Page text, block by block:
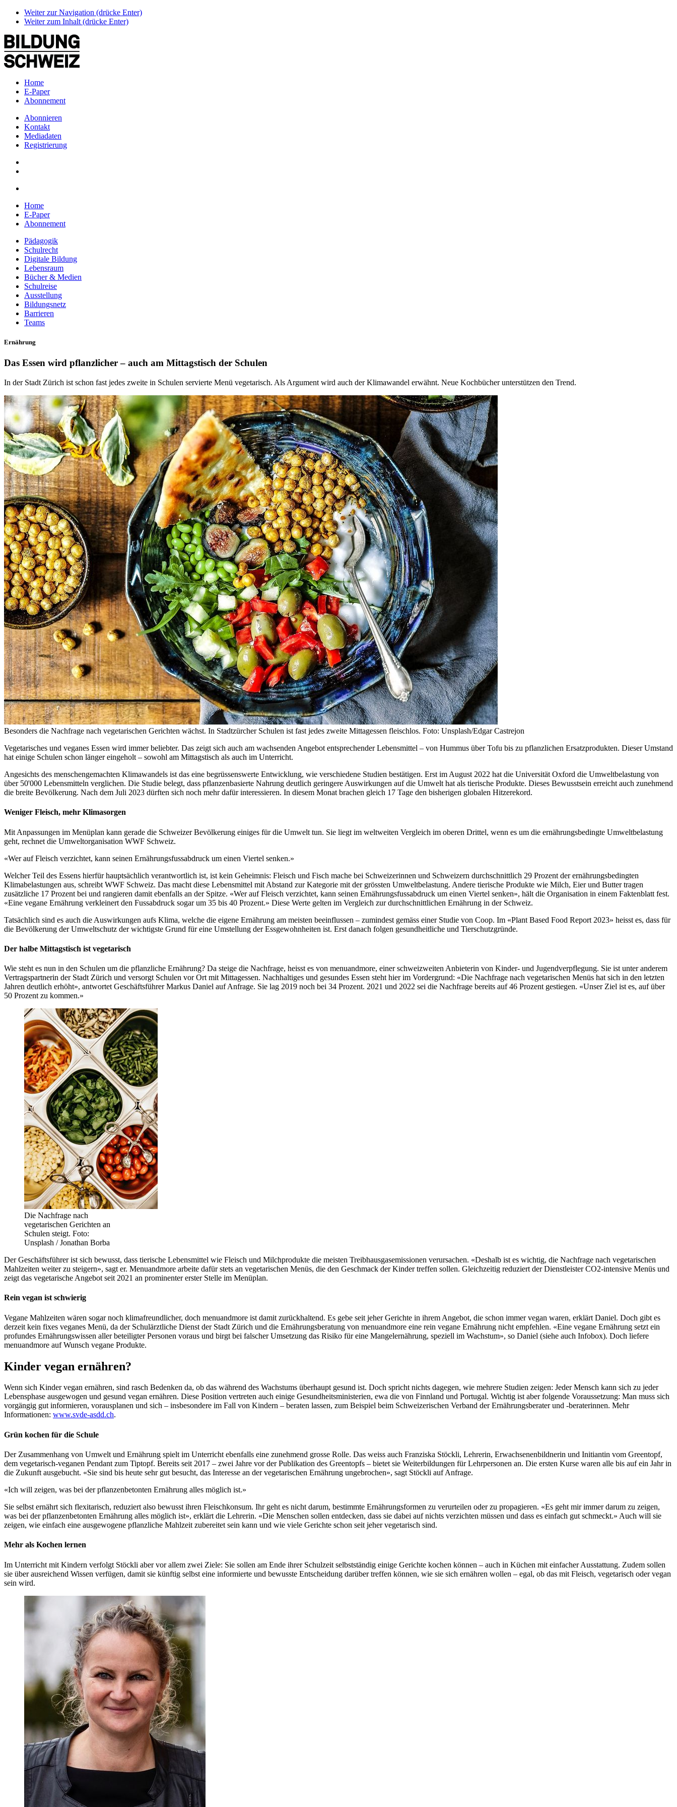
Weiter zur Navigation (drücke Enter)
Weiter zum Inhalt (drücke Enter)
Home
E-Paper
Abonnement
Abonnieren
Kontakt
Mediadaten
Registrierung
Home
E-Paper
Abonnement
Pädagogik
Schulrecht
Digitale Bildung
Lebensraum
Bücher & Medien
Schulreise
Ausstellung
Bildungsnetz
Barrieren
Teams
Ernährung
Das Essen wird pflanzlicher – auch am Mittagstisch der Schulen
In der Stadt Zürich ist schon fast jedes zweite in Schulen servierte Menü vegetarisch. Als Argument wird auch der Klimawandel erwähnt. Neue Kochbücher unterstützen den Trend.
Besonders die Nachfrage nach vegetarischen Gerichten wächst. In Stadtzürcher Schulen ist fast jedes zweite Mittagessen fleischlos. Foto: Unsplash/Edgar Castrejon
Vegetarisches und veganes Essen wird immer beliebter. Das zeigt sich auch am wachsenden Angebot entsprechender Lebensmittel – von Hummus über Tofu bis zu pflanzlichen Ersatzprodukten. Dieser Umstand
hat einige Schulen schon länger eingeholt – sowohl am Mittagstisch als auch im Unterricht.
Angesichts des menschengemachten Klimawandels ist das eine begrüssenswerte Entwicklung, wie verschiedene Studien bestätigen. Erst im August 2022 hat die Universität Oxford die Umweltbelastung von
über 50'000 Lebensmitteln verglichen. Die Studie belegt, dass pflanzenbasierte Nahrung deutlich geringere Auswirkungen auf die Umwelt hat als tierische Produkte. Dieses Bewusstsein erreicht auch zunehmend
die breite Bevölkerung. Nach dem Juli 2023 dürften sich noch mehr dafür interessieren. In diesem Monat brachen gleich 17 Tage den bisherigen globalen Hitzerekord.
Weniger Fleisch, mehr Klimasorgen
Mit Anpassungen im Menüplan kann gerade die Schweizer Bevölkerung einiges für die Umwelt tun. Sie liegt im weltweiten Vergleich im oberen Drittel, wenn es um die ernährungsbedingte Umweltbelastung
geht, rechnet die Umweltorganisation WWF Schweiz.
«Wer auf Fleisch verzichtet, kann seinen Ernährungsfussabdruck um einen Viertel senken.»
Welcher Teil des Essens hierfür hauptsächlich verantwortlich ist, ist kein Geheimnis: Fleisch und Fisch mache bei Schweizerinnen und Schweizern durchschnittlich 29 Prozent der ernährungsbedingten
Klimabelastungen aus, schreibt WWF Schweiz. Das macht diese Lebensmittel mit Abstand zur Kategorie mit der grössten Umweltbelastung. Andere tierische Produkte wie Milch, Eier und Butter tragen
zusätzliche 17 Prozent bei und rangieren damit ebenfalls an der Spitze. «Wer auf Fleisch verzichtet, kann seinen Ernährungsfussabdruck um einen Viertel senken», hält die Organisation in einem Faktenblatt fest.
«Eine vegane Ernährung verkleinert den Fussabdruck sogar um 35 bis 40 Prozent.» Diese Werte gelten im Vergleich zur durchschnittlichen Ernährung in der Schweiz.
Tatsächlich sind es auch die Auswirkungen aufs Klima, welche die eigene Ernährung am meisten beeinflussen – zumindest gemäss einer Studie von Coop. Im «Plant Based Food Report 2023» heisst es, dass für
die Bevölkerung der Umweltschutz der wichtigste Grund für eine Umstellung der Essgewohnheiten ist. Erst danach folgen gesundheitliche und Tierschutzgründe.
Der halbe Mittagstisch ist vegetarisch
Wie steht es nun in den Schulen um die pflanzliche Ernährung? Da steige die Nachfrage, heisst es von menuandmore, einer schweizweiten Anbieterin von Kinder- und Jugendverpflegung. Sie ist unter anderem
Vertragspartnerin der Stadt Zürich und versorgt Schulen vor Ort mit Mittagessen. Nachhaltiges und gesundes Essen steht hier im Vordergrund: «Die Nachfrage nach vegetarischen Menüs hat sich in den letzten
Jahren deutlich erhöht», antwortet Geschäftsführer Markus Daniel auf Anfrage. Sie lag 2019 noch bei 34 Prozent. 2021 und 2022 sei die Nachfrage bereits auf 46 Prozent gestiegen. «Unser Ziel ist es, auf über
50 Prozent zu kommen.»
Die Nachfrage nach
vegetarischen Gerichten an
Schulen steigt. Foto:
Unsplash / Jonathan Borba
Der Geschäftsführer ist sich bewusst, dass tierische Lebensmittel wie Fleisch und Milchprodukte die meisten Treibhausgasemissionen verursachen. «Deshalb ist es wichtig, die Nachfrage nach vegetarischen
Mahlzeiten weiter zu steigern», sagt er. Menuandmore arbeite dafür stets an vegetarischen Menüs, die den Geschmack der Kinder treffen sollen. Gleichzeitig reduziert der Dienstleister CO2-intensive Menüs und
zeigt das vegetarische Angebot seit 2021 an prominenter erster Stelle im Menüplan.
Rein vegan ist schwierig
Vegane Mahlzeiten wären sogar noch klimafreundlicher, doch menuandmore ist damit zurückhaltend. Es gebe seit jeher Gerichte in ihrem Angebot, die schon immer vegan waren, erklärt Daniel. Doch gibt es
derzeit kein fixes veganes Menü, da der Schulärztliche Dienst der Stadt Zürich und die Ernährungsberatung von menuandmore eine rein vegane Ernährung nicht empfehlen. «Eine vegane Ernährung setzt ein
profundes Ernährungswissen aller beteiligter Personen voraus und birgt bei falscher Umsetzung das Risiko für eine Mangelernährung, speziell im Wachstum», so Daniel (siehe auch Infobox). Doch liefere
menuandmore auf Wunsch vegane Produkte.
Kinder vegan ernähren?
Wenn sich Kinder vegan ernähren, sind rasch Bedenken da, ob das während des Wachstums überhaupt gesund ist. Doch spricht nichts dagegen, wie mehrere Studien zeigen: Jeder Mensch kann sich zu jeder
Lebensphase ausgewogen und gesund vegan ernähren. Diese Position vertreten auch einige Gesundheitsministerien, ewa die von Finnland und Portugal. Wichtig ist aber folgende Voraussetzung: Man muss sich
vorgängig gut informieren, vorausplanen und sich – insbesondere im Fall von Kindern – beraten lassen, zum Beispiel beim Schweizerischen Verband der Ernährungsberater und -beraterinnen. Mehr
Informationen: www.svde-asdd.ch.
Grün kochen für die Schule
Der Zusammenhang von Umwelt und Ernährung spielt im Unterricht ebenfalls eine zunehmend grosse Rolle. Das weiss auch Franziska Stöckli, Lehrerin, Erwachsenenbildnerin und Initiantin vom Greentopf,
dem vegetarisch-veganen Pendant zum Tiptopf. Bereits seit 2017 – zwei Jahre vor der Publikation des Greentopfs – bietet sie Weiterbildungen für Lehrpersonen an. Die ersten Kurse waren alle bis auf ein Jahr in
die Zukunft ausgebucht. «Sie sind bis heute sehr gut besucht, das Interesse an der vegetarischen Ernährung ungebrochen», sagt Stöckli auf Anfrage.
«Ich will zeigen, was bei der pflanzenbetonten Ernährung alles möglich ist.»
Sie selbst ernährt sich flexitarisch, reduziert also bewusst ihren Fleischkonsum. Ihr geht es nicht darum, bestimmte Ernährungsformen zu verurteilen oder zu propagieren. «Es geht mir immer darum zu zeigen,
was bei der pflanzenbetonten Ernährung alles möglich ist», erklärt die Lehrerin. «Die Menschen sollen entdecken, dass sie dabei auf nichts verzichten müssen und dass es einfach gut schmeckt.» Auch will sie
zeigen, wie einfach eine ausgewogene pflanzliche Mahlzeit zubereitet sein kann und wie viele Gerichte schon seit jeher vegetarisch sind.
Mehr als Kochen lernen
Im Unterricht mit Kindern verfolgt Stöckli aber vor allem zwei Ziele: Sie sollen am Ende ihrer Schulzeit selbstständig einige Gerichte kochen können – auch in Küchen mit einfacher Ausstattung. Zudem sollen
sie über ausreichend Wissen verfügen, damit sie künftig selbst eine informierte und bewusste Entscheidung darüber treffen können, wie sie sich ernähren wollen – egal, ob das mit Fleisch, vegetarisch oder vegan
sein wird.